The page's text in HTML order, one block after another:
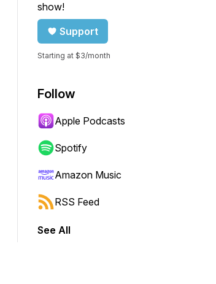
to jump forward or backward.
show!
Support
Starting at $3/month
Follow
Apple Podcasts
Spotify
Amazon Music
RSS Feed
See All